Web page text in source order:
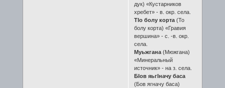
дук) «Кустарников
хребет» - в. окр. села.
ТIо болу корта(То
болу корта) «Гравия
вершина» - с. -в. окр.
села.
Муьжгана (Мюжгана)
«Минеральный
источник» - на з. села.
БIов яьгIначу баса
(Бов ягначу баса)